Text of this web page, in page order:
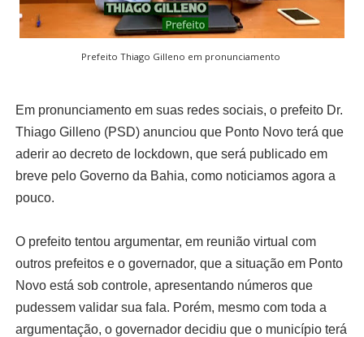
Prefeito Thiago Gilleno em pronunciamento
Em pronunciamento em suas redes sociais, o prefeito Dr.
Thiago Gilleno (PSD) anunciou que Ponto Novo terá que
aderir ao decreto de lockdown, que será publicado em
breve pelo Governo da Bahia, como noticiamos agora a
pouco.
O prefeito tentou argumentar, em reunião virtual com
outros prefeitos e o governador, que a situação em Ponto
Novo está sob controle, apresentando números que
pudessem validar sua fala. Porém, mesmo com toda a
argumentação, o governador decidiu que o município terá